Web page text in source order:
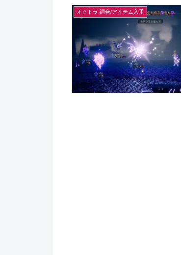
オクトラ:調合/アイテム入手